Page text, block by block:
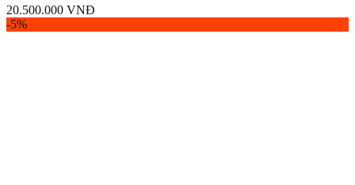
20.500.000 VNĐ
-5%